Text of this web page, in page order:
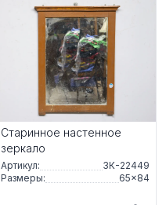
Старинное настенное
зеркало
Артикул:
ЗК-22449
Размеры:
65×84